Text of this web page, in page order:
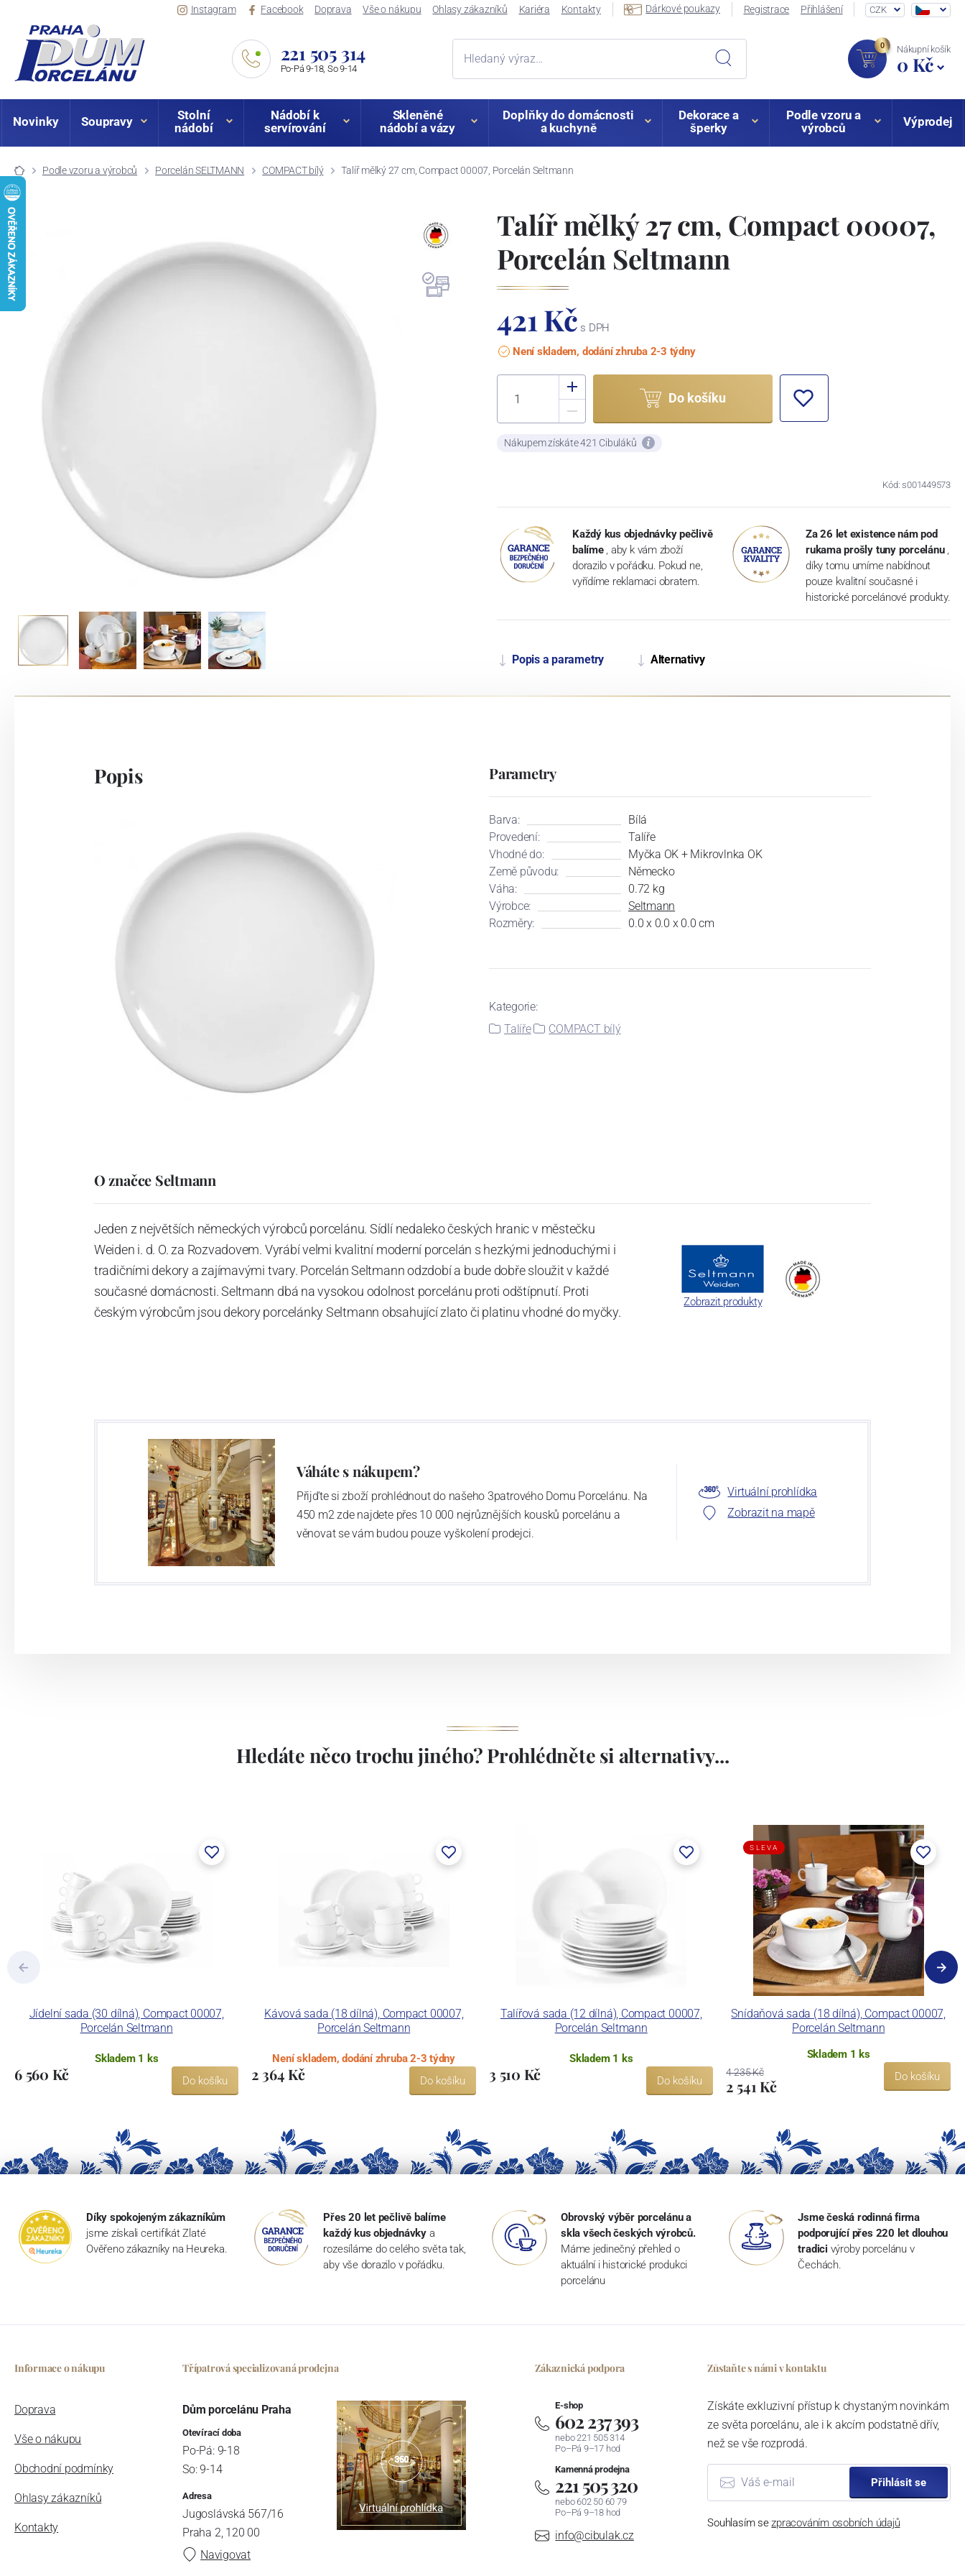
Instagram Facebook Doprava Vše o nákupu Ohlasy zákazníků Kariéra Kontakty Dárkové poukazy Registrace Přihlášení CZK
221 505 314
Po-Pá 9-18, So 9-14
0 Nákupní košík
0 Kč
Novinky Soupravy
Stolní
nádobí
Nádobí k
servírování
Skleněné
nádobí a vázy
Doplňky do domácnosti
a kuchyně
Dekorace a
šperky
Podle vzoru a
výrobců
Výprodej
Podle vzoru a výrobců Porcelán SELTMANN COMPACT bílý Talíř mělký 27 cm, Compact 00007, Porcelán Seltmann
Talíř mělký 27 cm, Compact 00007,
Porcelán Seltmann
421 Kč s DPH
Není skladem, dodání zhruba 2-3 týdny
Do košíku
Nákupem získáte 421 Cibuláků
Kód: s001449573
Každý kus objednávky pečlivě
balíme , aby k vám zboží
dorazilo v pořádku. Pokud ne,
vyřídíme reklamaci obratem.
Za 26 let existence nám pod
rukama prošly tuny porcelánu ,
díky tomu umíme nabídnout
pouze kvalitní současné i
historické porcelánové produkty.
Popis a parametry Alternativy
Popis Parametry
Barva:
Bílá
Provedení:
Talíře
Vhodné do:
Myčka OK + Mikrovlnka OK
Země původu:
Německo
Váha:
0.72 kg
Výrobce:
Seltmann
Rozměry:
0.0 x 0.0 x 0.0 cm
Kategorie:
Talíře
COMPACT bílý
O značce Seltmann
Jeden z největších německých výrobců porcelánu. Sídlí nedaleko českých hranic v městečku
Weiden i. d. O. za Rozvadovem. Vyrábí velmi kvalitní moderní porcelán s hezkými jednoduchými i
tradičními dekory a zajímavými tvary. Porcelán Seltmann odzdobí a bude dobře sloužit v každé
současné domácnosti. Seltmann dbá na vysokou odolnost porcelánu proti odštípnutí. Proti
českým výrobcům jsou dekory porcelánky Seltmann obsahující zlato či platinu vhodné do myčky.
Zobrazit produkty
Váháte s nákupem?
Přijďte si zboží prohlédnout do našeho 3patrového Domu Porcelánu. Na
450 m2 zde najdete přes 10 000 nejrůznějších kousků porcelánu a
věnovat se vám budou pouze vyškolení prodejci.
Virtuální prohlídka
Zobrazit na mapě
Hledáte něco trochu jiného? Prohlédněte si alternativy...
Jídelní sada (30 dílná), Compact 00007,
Porcelán Seltmann
Skladem 1 ks
6 560 Kč Do košíku
Kávová sada (18 dílná), Compact 00007,
Porcelán Seltmann
Není skladem, dodání zhruba 2-3 týdny
2 364 Kč Do košíku
Talířová sada (12 dílná), Compact 00007,
Porcelán Seltmann
Skladem 1 ks
3 510 Kč Do košíku
Snídaňová sada (18 dílná), Compact 00007,
Porcelán Seltmann
SLEVA
Skladem 1 ks
4 235 Kč
2 541 Kč
Do košíku
Díky spokojeným zákazníkům
jsme získali certifikát Zlaté
Ověřeno zákazníky na Heureka.
Přes 20 let pečlivě balíme
každý kus objednávky a
rozesíláme do celého světa tak,
aby vše dorazilo v pořádku.
Obrovský výběr porcelánu a
skla všech českých výrobců.
Máme jedinečný přehled o
aktuální i historické produkci
porcelánu
Jsme česká rodinná firma
podporující přes 220 let dlouhou
tradici výroby porcelánu v
Čechách.
Informace o nákupu
Doprava
Vše o nákupu
Obchodní podmínky
Ohlasy zákazníků
Kontakty
Třípatrová specializovaná prodejna
Dům porcelánu Praha
Otevírací doba
Po-Pá: 9-18
So: 9-14
Adresa
Jugoslávská 567/16
Praha 2, 120 00
Navigovat
Zákaznická podpora
E-shop
602 237 393
nebo 221 505 314
Po–Pá 9–17 hod
Kamenná prodejna
221 505 320
nebo 602 50 60 79
Po–Pá 9–18 hod
info@cibulak.cz
Zůstaňte s námi v kontaktu
Získáte exkluzivní přístup k chystaným novinkám
ze světa porcelánu, ale i k akcím podstatně dřív,
než se vše rozprodá.
Přihlásit se
Souhlasím sezpracováním osobních údajů